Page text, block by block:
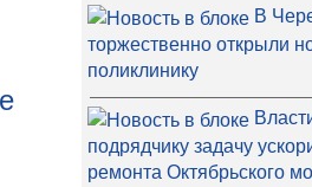
В
торжественно открыли
поликлинику
подрядчику задачу
ремонта Октябрьского